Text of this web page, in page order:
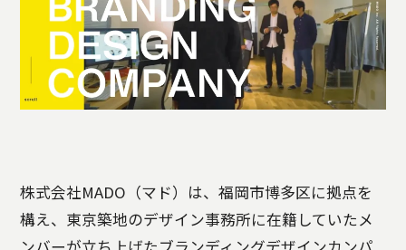
株式会社MADO（マド）は、福岡市博多区に拠点を
構え、東京築地のデザイン事務所に在籍していたメ